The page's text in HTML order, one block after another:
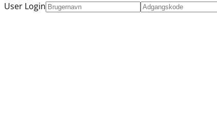
User Login